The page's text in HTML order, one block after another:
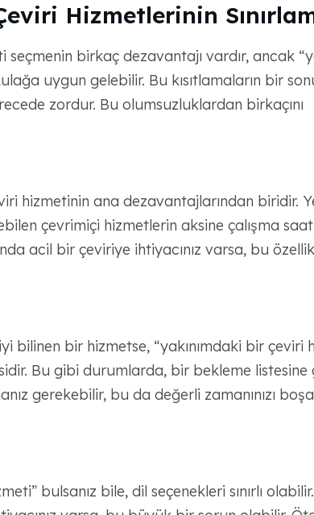
Hizmetlerinin
birkaç dezavantajı vardır, ancak
uygun gelebilir. Bu kısıtlamaların bir
zordur. Bu olumsuzluklardan birkaçını
hizmetinin ana dezavantajlarından biridir.
çevrimiçi hizmetlerin aksine çalışma
acil bir çeviriye ihtiyacınız varsa, bu
bilinen bir hizmetse, “yakınımdaki bir çeviri
Bu gibi durumlarda, bir bekleme listesine
gerekebilir, bu da değerli zamanınızı boşa
bulsanız bile, dil seçenekleri sınırlı